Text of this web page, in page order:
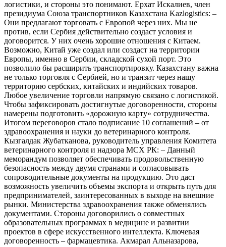
логистики, и стороны это понимают. Ерхат Искалиев, член
президиума Союза транспортников Казахстана Kazlogistics: –
Они предлагают торговать с Европой через них. Мы не
против, если Сербия действительно создаст условия и
договорится. У них очень хорошие отношения с Китаем.
Возможно, Китай уже создал или создаст на территории
Европы, именно в Сербии, складской сухой порт. Это
позволило бы расширить транспортировку. Казахстану важна
не только торговля с Сербией, но и транзит через нашу
территорию сербских, китайских и индийских товаров.
Любое увеличение торговли напрямую связано с логистикой.
Чтобы зафиксировать достигнутые договоренности, стороны
намерены подготовить «дорожную карту» сотрудничества.
Итогом переговоров стало подписание 10 соглашений – от
здравоохранения и науки до ветеринарного контроля.
Кызгалдак Жубатканова, руководитель управления Комитета
ветеринарного контроля и надзора МСХ РК: – Данный
меморандум позволяет обеспечивать продовольственную
безопасность между двумя странами и согласовывать
сопроводительные документы на продукцию. Это даст
возможность увеличить объемы экспорта и открыть путь для
предпринимателей, заинтересованных в выходе на внешние
рынки. Министерства здравоохранения также обменялись
документами. Стороны договорились о совместных
образовательных программах в медицине и развитии
проектов в сфере искусственного интеллекта. Ключевая
договоренность – фармацевтика. Акмарал Альназарова,